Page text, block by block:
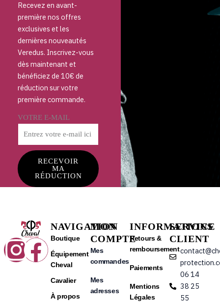
Recevez en avant-
première nos offres
exclusives et les
dernières nouveautés
Veredus. Inscrivez-vous
dès maintenant et
bénéficiez de 10€ de
réduction sur votre
première commande.
VOTRE E-MAIL
RECEVOIR
MA
RÉDUCTION
Instagram
Facebook
NAVIGATION
Boutique
Équipement
Cheval
Cavalier
À propos
MON
COMPTE
Mes
commandes
Mes
adresses
INFORMATIONS
Retours &
remboursement
Paiements
Mentions
Légales
SERVICE
CLIENT
06 14
38 25
55